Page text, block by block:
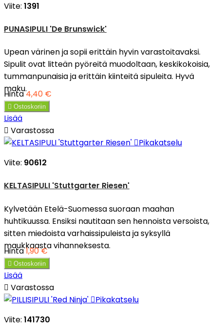
Viite: 1391
PUNASIPULI 'De Brunswick'
Upean värinen ja sopii erittäin hyvin varastoitavaksi.
Sipulit ovat litteän pyöreitä muodoltaan, keskikokoisia,
tummanpunaisia ja erittäin kiinteitä sipuleita. Hyvä
maku.
Hinta4,40 €
 Ostoskoriin
Lisää
 Varastossa
Pikakatselu
Viite: 90612
KELTASIPULI 'Stuttgarter Riesen'
Kylvetään Etelä-Suomessa suoraan maahan
huhtikuussa. Ensiksi nautitaan sen hennoista versoista,
sitten miedoista varhaissipuleista ja syksyllä
maukkaasta vihanneksesta.
Hinta1,90 €
 Ostoskoriin
Lisää
 Varastossa
Pikakatselu
Viite: 141730